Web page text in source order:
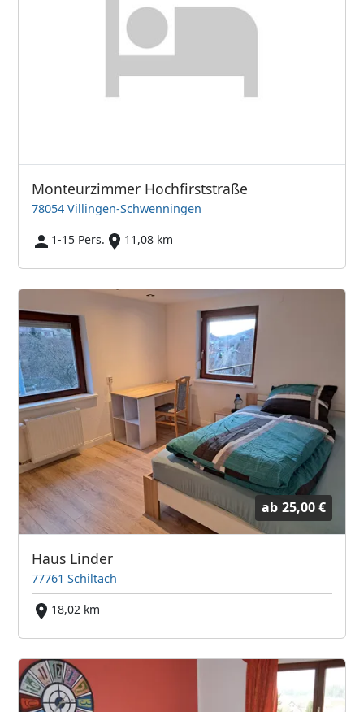
Monteurzimmer Hochfirststraße
78054 Villingen-Schwenningen
1-15 Pers.
11,08 km
ab 25,00 €
Haus Linder
77761 Schiltach
18,02 km